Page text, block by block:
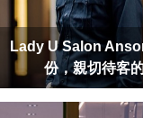
Lady U Salon
份，親切待客